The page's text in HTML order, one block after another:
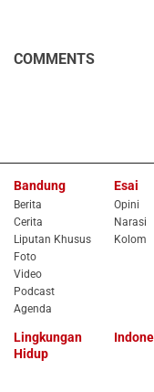
COMMENTS
Bandung
Berita
Cerita
Liputan Khusus
Foto
Video
Podcast
Agenda
Esai
Opini
Narasi
Kolom
Lingkungan
Hidup